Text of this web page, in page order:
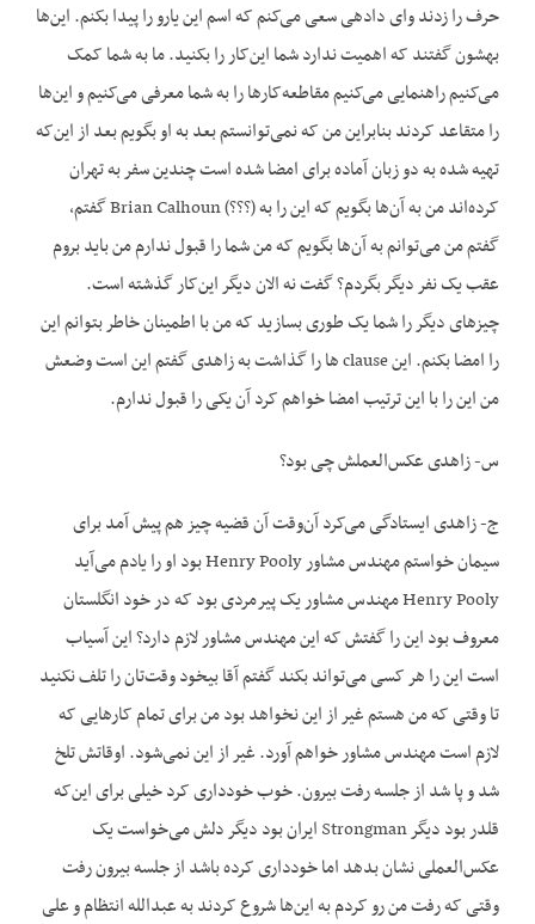
حرف را زدند وای دادهی سعی می‌کنم که اسم این یارو را پیدا بکنم. این‌ها
بهشون گفتند که اهمیت ندارد شما این‌کار را بکنید. ما به شما کمک
می‌کنیم راهنمایی می‌کنیم مقاطعه‌کارها را به شما معرفی می‌کنیم و این‌ها
را متقاعد کردند بنابراین من که نمی‌توانستم بعد به او بگویم بعد از این‌که
تهیه شده به دو زبان آماده برای امضا شده است چندین سفر به تهران
کرده‌اند من به آن‌ها بگویم که این را به (؟؟؟) Brian Calhoun گفتم،
گفتم من می‌توانم به آن‌ها بگویم که من شما را قبول ندارم من باید بروم
عقب یک نفر دیگر بگردم؟ گفت نه الان دیگر این‌کار گذشته است.
چیزهای دیگر را شما یک طوری بسازید که من با اطمینان خاطر بتوانم این
را امضا بکنم. این clause ها را گذاشت به زاهدی گفتم این است وضعش
من این را با این ترتیب امضا خواهم کرد آن یکی را قبول ندارم.
س- زاهدی عکس‌العملش چی بود؟
ج- زاهدی ایستادگی می‌کرد آن‌وقت آن قضیه چیز هم پیش آمد برای
سیمان خواستم مهندس مشاور Henry Pooly بود او را یادم می‌آید
Henry Pooly مهندس مشاور یک پیرمردی بود که در خود انگلستان
معروف بود این را گفتش که این مهندس مشاور لازم دارد؟ این آسیاب
است این را هر کسی می‌تواند بکند گفتم آقا بیخود وقت‌تان را تلف نکنید
تا وقتی که من هستم غیر از این نخواهد بود من برای تمام کارهایی که
لازم است مهندس مشاور خواهم آورد. غیر از این نمی‌شود. اوقاتش تلخ
شد و پا شد از جلسه رفت بیرون. خوب خودداری کرد خیلی برای این‌که
قلدر بود دیگر Strongman ایران بود دیگر دلش می‌خواست یک
عکس‌العملی نشان بدهد اما خودداری کرده باشد از جلسه بیرون رفت
وقتی که رفت من رو کردم به این‌ها شروع کردند به عبدالله انتظام و علی